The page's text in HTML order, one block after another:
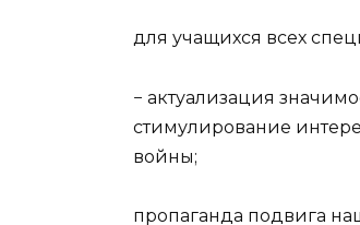
для учащихся всех
− актуализация
стимулирование
войны;
пропаганда подвига